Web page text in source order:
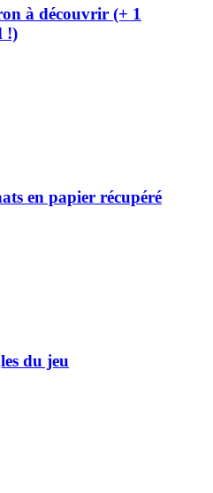
à découvrir (+ 1
!)
en papier récupéré
du jeu